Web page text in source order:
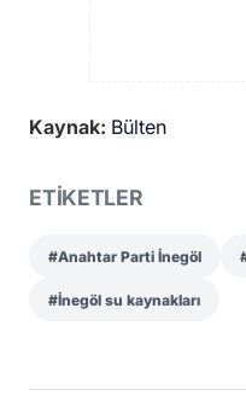
Kaynak: Bülten
ETİKETLER
#Anahtar Parti İnegöl
#İnegöl su kaynakları